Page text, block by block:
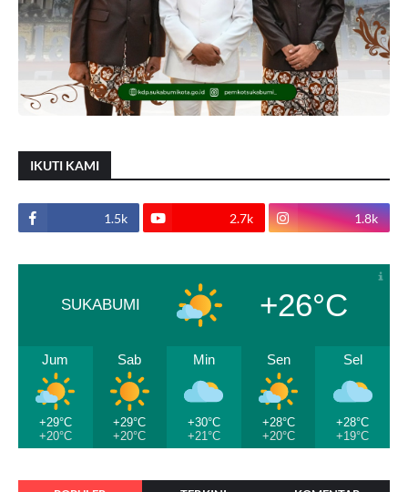
IKUTI KAMI
1.5k 2.7k 1.8k
SUKABUMI +26°C
Jum
+29°C
+20°C
Sab
+29°C
+20°C
Min
+30°C
+21°C
Sen
+28°C
+20°C
Sel
+28°C
+19°C